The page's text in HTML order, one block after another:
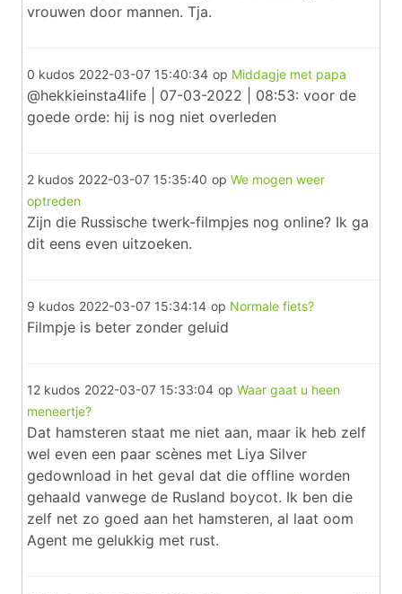
vrouwen door mannen. Tja.
0 kudos 2022-03-07 15:40:34 op Middagje met papa
@hekkieinsta4life | 07-03-2022 | 08:53: voor de
goede orde: hij is nog niet overleden
2 kudos 2022-03-07 15:35:40 op We mogen weer
optreden
Zijn die Russische twerk-filmpjes nog online? Ik ga
dit eens even uitzoeken.
9 kudos 2022-03-07 15:34:14 op Normale fiets?
Filmpje is beter zonder geluid
12 kudos 2022-03-07 15:33:04 op Waar gaat u heen
meneertje?
Dat hamsteren staat me niet aan, maar ik heb zelf
wel even een paar scènes met Liya Silver
gedownload in het geval dat die offline worden
gehaald vanwege de Rusland boycot. Ik ben die
zelf net zo goed aan het hamsteren, al laat oom
Agent me gelukkig met rust.